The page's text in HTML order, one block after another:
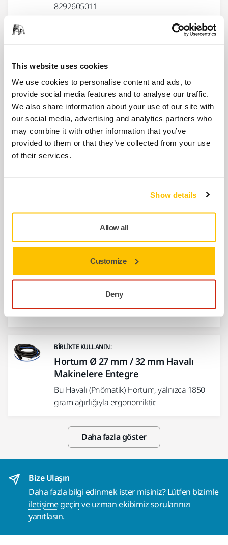
This website uses cookies
We use cookies to personalise content and ads, to
provide social media features and to analyse our traffic.
We also share information about your use of our site with
our social media, advertising and analytics partners who
may combine it with other information that you’ve
provided to them or that they’ve collected from your use
of their services.
Show details
Allow all
Customize
Deny
8292605011
BIRLIKTE KULLANIN:
Hortum ve Konnektör Ø 27 mm / 32
mm
Zımpara makinesi ve toz emiş makinesini
birbirine bağlayan esnek bir toz emiş
hortumu.
Ø 150 mm destekleme pedleri için arayüz.
BIRLIKTE KULLANIN:
Destekleme Pedi Net Ø 150 mm
5/16"
Elektrikli orbital zımpara makineleri için
destekleme pedi.
BIRLIKTE KULLANIN:
Hortum Ø 27 mm / 32 mm Havalı
Makinelere Entegre
Bu Havalı (Pnömatik) Hortum, yalnızca 1850
gram ağırlığıyla ergonomiktir.
Daha fazla göster
Bize Ulaşın
Daha fazla bilgi edinmek ister misiniz? Lütfen bizimle
iletişime geçinve uzman ekibimiz sorularınızı
yanıtlasın.